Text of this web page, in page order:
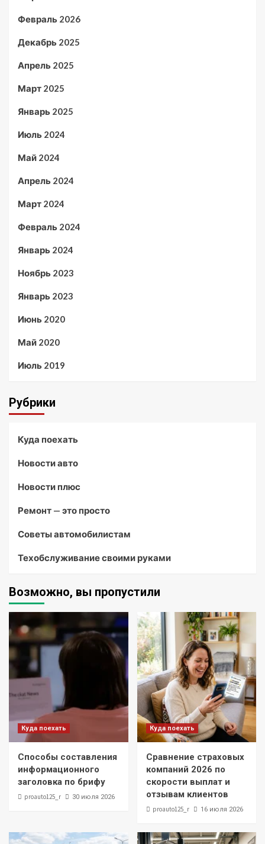
Февраль 2026
Декабрь 2025
Апрель 2025
Март 2025
Январь 2025
Июль 2024
Май 2024
Апрель 2024
Март 2024
Февраль 2024
Январь 2024
Ноябрь 2023
Январь 2023
Июнь 2020
Май 2020
Июль 2019
Рубрики
Куда поехать
Новости авто
Новости плюс
Ремонт — это просто
Советы автомобилистам
Техобслуживание своими руками
Возможно, вы пропустили
Куда поехать
Способы составления
информационного
заголовка по брифу
proauto125_r 30 июля 2026
Куда поехать
Сравнение страховых
компаний 2026 по
скорости выплат и
отзывам клиентов
proauto125_r 16 июля 2026